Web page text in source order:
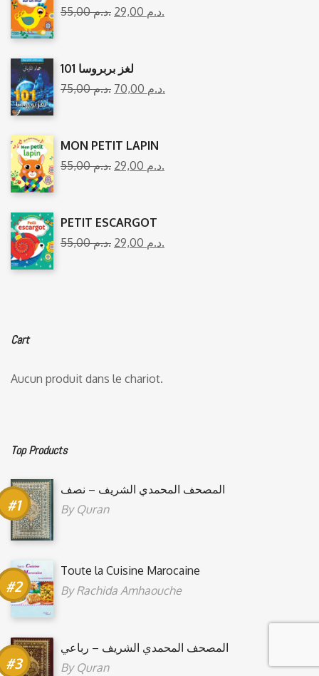
55,00
د.م. 29,00 د.م.
101 لغز بربروسا
75,00
د.م. 70,00 د.م.
MON PETIT LAPIN
55,00
د.م. 29,00 د.م.
PETIT ESCARGOT
55,00
د.م. 29,00 د.م.
Cart
Aucun produit dans le chariot.
Top Products
المصحف المحمدي الشريف – نصف
By Quran
Toute la Cuisine Marocaine
ByRachida Amhaouche
المصحف المحمدي الشريف – رباعي
By Quran